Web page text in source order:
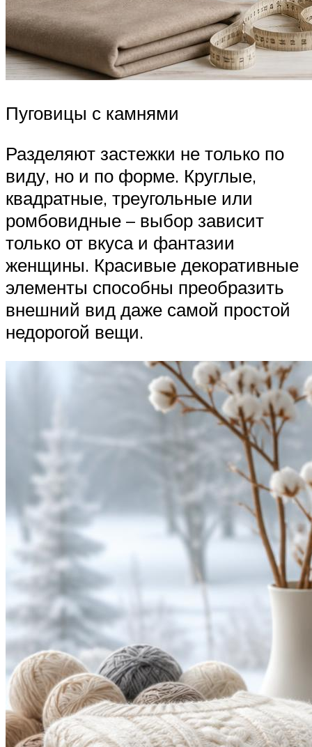
Пуговицы с камнями
Разделяют застежки не только по
виду, но и по форме. Круглые,
квадратные, треугольные или
ромбовидные – выбор зависит
только от вкуса и фантазии
женщины. Красивые декоративные
элементы способны преобразить
внешний вид даже самой простой
недорогой вещи.